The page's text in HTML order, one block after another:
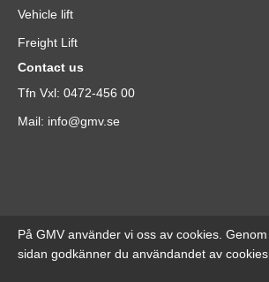
Vehicle lift
Freight Lift
Contact us
Tfn Vxl: 0472-456 00
Mail: info@gmv.se
På GMV använder vi oss av cookies.
sidan godkänner du användandet av cookies.